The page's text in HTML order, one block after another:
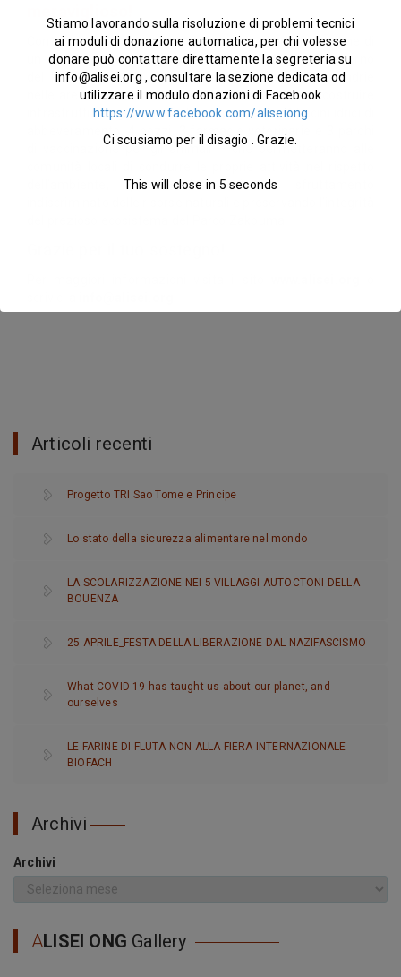
Contribuendo al progetto, parteciperai alla realizzazione di
un corridoio di transumanza lungo oltre 300 km all’esterno
del Parco, evitando così lo sconfinamento delle mandrie
nelle aree tutelate dal Parco. Inoltre, ci aiuterai a costruire
infrastrutture agro-pastorali indispensabili - 4 bacini idrici di
di vaccinazione per gli animali – che permetteranno alle
dell’ambiente, prevenendo così lo sfruttamento
Articoli recenti
Progetto TRI Sao Tome e Principe
Lo stato della sicurezza alimentare nel mondo
LA SCOLARIZZAZIONE NEI 5 VILLAGGI AUTOCTONI DELLA
BOUENZA
25 APRILE_FESTA DELLA LIBERAZIONE DAL NAZIFASCISMO
What COVID-19 has taught us about our planet, and
ourselves
LE FARINE DI FLUTA NON ALLA FIERA INTERNAZIONALE
BIOFACH
Archivi
Archivi
ALISEI ONG Gallery
Stiamo lavorando sulla risoluzione di problemi tecnici
ai moduli di donazione automatica, per chi volesse
donare può contattare direttamente la segreteria su
info@alisei.org , consultare la sezione dedicata od
utilizzare il modulo donazioni di Facebook
https://www.facebook.com/aliseiong
Ci scusiamo per il disagio . Grazie.
This will close in 5 seconds